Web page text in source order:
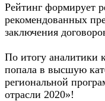
Рейтинг формирует
рекомендованных
заключения
По итогу
попала в высшую
региональной
отрасли 2020»!